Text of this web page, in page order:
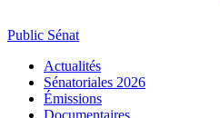
Public Sénat
Actualités
Sénatoriales 2026
Émissions